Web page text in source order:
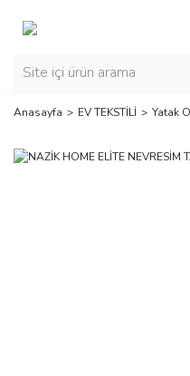
Anasayfa EV TEKSTİLİ Yatak